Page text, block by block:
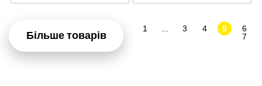
Більше товарів
1 3 4 5
6
7